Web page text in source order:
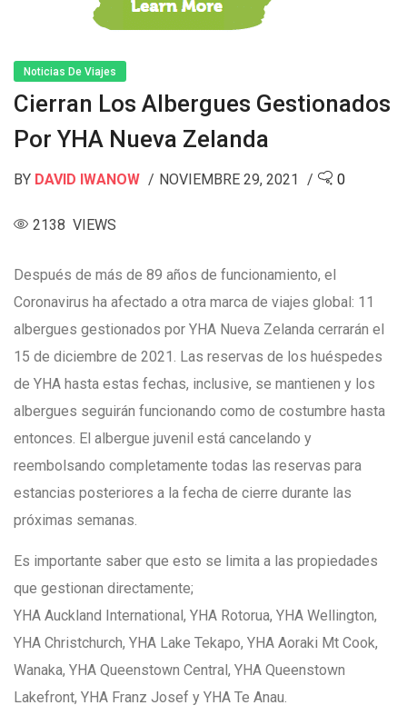
Noticias De Viajes
Cierran Los Albergues Gestionados
Por YHA Nueva Zelanda
BY DAVID IWANOW NOVIEMBRE 29, 2021 0
2138 VIEWS
Después de más de 89 años de funcionamiento, el
Coronavirus ha afectado a otra marca de viajes global: 11
albergues gestionados por YHA Nueva Zelanda cerrarán el
15 de diciembre de 2021. Las reservas de los huéspedes
de YHA hasta estas fechas, inclusive, se mantienen y los
albergues seguirán funcionando como de costumbre hasta
entonces. El albergue juvenil está cancelando y
reembolsando completamente todas las reservas para
estancias posteriores a la fecha de cierre durante las
próximas semanas.
Es importante saber que esto se limita a las propiedades
que gestionan directamente;
YHA Auckland International, YHA Rotorua, YHA Wellington,
YHA Christchurch, YHA Lake Tekapo, YHA Aoraki Mt Cook,
Wanaka, YHA Queenstown Central, YHA Queenstown
Lakefront, YHA Franz Josef y YHA Te Anau.